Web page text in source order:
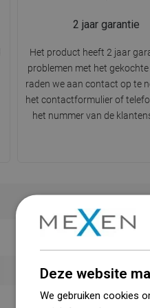
2 jaar garantie
Het product heeft 2 jaar
problemen met het
raden we aan contact op te
het contactformulier of
het nummer van de
Deze website
We gebruiken cookies